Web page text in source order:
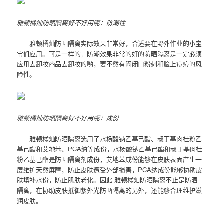
雅顿橘灿防晒隔离好不好用呢：防潮性
雅顿橘灿防晒隔离实际效果非常好，合适要在野外作业的小宝
宝们应用。可是一样的，防潮效果非常的好的防晒隔离是一定必须
应用去卸妆商品去卸妆的哟，要不然有闷闭口粉刺和脸上痘痘的风
险性。
雅顿橘灿防晒隔离好不好用呢：成份
雅顿橘灿防晒隔离选用了水杨酸钠乙基己酯、叔丁基肉桂粉乙
基己酯和艾地苯、PCA纳等成份，水杨酸钠乙基己酯和叔丁基肉桂
粉乙基己酯是防晒隔离剂成份，艾地苯成份能够在皮肤表面产生一
层维护天然屏障，防止皮肤遭受外部损害，PCA纳成份能够协助皮
肤填补水份，防止肌肤老化。因此 雅顿橘灿防晒隔离不止是防晒
隔离，在协助皮肤抵御紫外光防晒隔离的另外，还能够合理维护滋
润皮肤。